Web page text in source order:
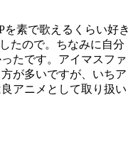
を素で歌えるくらい好き
たので。ちなみに自分
たです。アイマスファ
が多いですが、いちア
アニメとして取り扱い